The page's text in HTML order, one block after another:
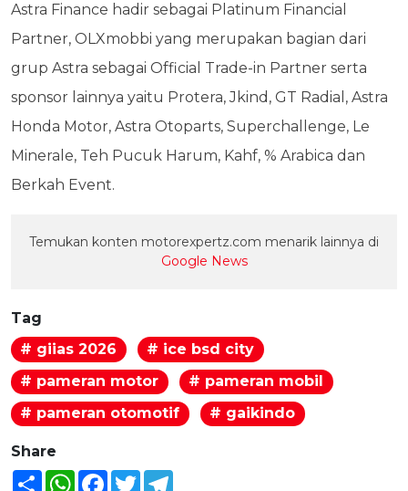
Astra Finance hadir sebagai Platinum Financial
Partner, OLXmobbi yang merupakan bagian dari
grup Astra sebagai Official Trade-in Partner serta
sponsor lainnya yaitu Protera, Jkind, GT Radial, Astra
Honda Motor, Astra Otoparts, Superchallenge, Le
Minerale, Teh Pucuk Harum, Kahf, % Arabica dan
Berkah Event.
Temukan konten motorexpertz.com menarik lainnya di
Google News
Tag
# giias 2026
# ice bsd city
# pameran motor
# pameran mobil
# pameran otomotif
# gaikindo
Share
Share WhatsAppFacebook
Twitter